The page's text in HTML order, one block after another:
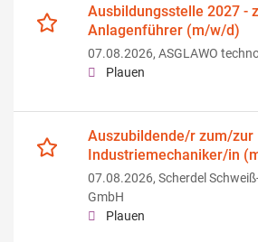
Ausbildungsstelle 2027 -
Anlagenführer (m/w/d)
07.08.2026, ASGLAWO
Plauen
Auszubildende/r zum/zur
Industriemechaniker/in
07.08.2026, Scherdel
GmbH
Plauen